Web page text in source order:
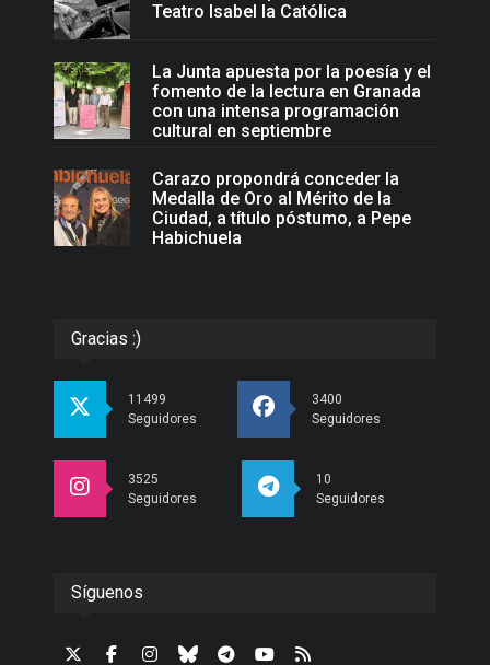
Teatro Isabel la Católica
La Junta apuesta por la poesía y el
fomento de la lectura en Granada
con una intensa programación
cultural en septiembre
Carazo propondrá conceder la
Medalla de Oro al Mérito de la
Ciudad, a título póstumo, a Pepe
Habichuela
Gracias :)
11499
Seguidores
3400
Seguidores
3525
Seguidores
10
Seguidores
Síguenos